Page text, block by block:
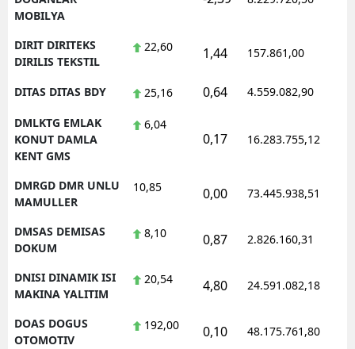
MOBILYA
DIRIT DIRITEKS
DIRILIS TEKSTIL
22,60 1,44 157.861,00
DITAS DITAS BDY 25,16 0,64 4.559.082,90
DMLKTG EMLAK
KONUT DAMLA
KENT GMS
6,04
0,17 16.283.755,12
DMRGD DMR UNLU
MAMULLER
10,85 0,00 73.445.938,51
DMSAS DEMISAS
DOKUM
8,10 0,87 2.826.160,31
DNISI DINAMIK ISI
MAKINA YALITIM
20,54 4,80 24.591.082,18
DOAS DOGUS
OTOMOTIV
192,00 0,10 48.175.761,80